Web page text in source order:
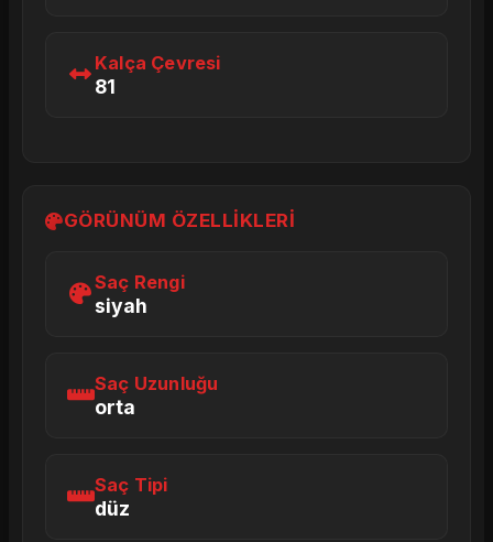
Kalça Çevresi
81
GÖRÜNÜM ÖZELLIKLERI
Saç Rengi
siyah
Saç Uzunluğu
orta
Saç Tipi
düz